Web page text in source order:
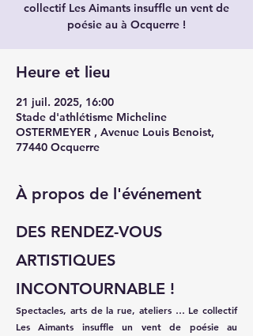
collectif Les Aimants insuffle un vent de
poésie au à Ocquerre !
Heure et lieu
21 juil. 2025, 16:00
Stade d'athlétisme Micheline
OSTERMEYER , Avenue Louis Benoist,
77440 Ocquerre
À propos de l'événement
DES RENDEZ-VOUS
ARTISTIQUES
INCONTOURNABLE !
Spectacles, arts de la rue, ateliers … Le collectif
Les Aimants insuffle un vent de poésie au